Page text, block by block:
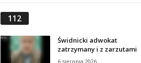
112
Świdnicki adwokat
zatrzymany i z zarzutami
6 sierpnia 2026